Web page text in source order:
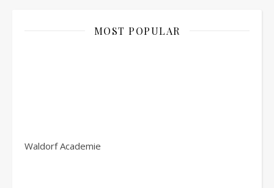
MOST POPULAR
Waldorf Academie